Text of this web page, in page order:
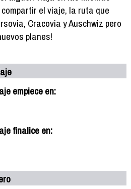
el viaje, la ruta que
Cracovia y Auschwiz pero
planes!
empiece en:
finalice en: